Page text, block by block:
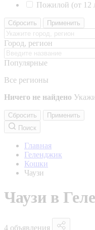
Пожилой (от 12
Сбросить Применить
Город, регион
Популярные
Все регионы
Ничего не найдено
Сбросить
Применить
Поиск
Главная
Геленджик
Кошки
Чаузи
Чаузи в
4 объявления